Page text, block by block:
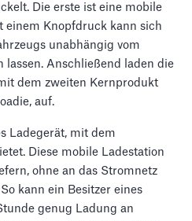
Die erste ist eine mobile
einem Knopfdruck kann sich
unabhängig vom
lassen. Anschließend laden die
dem zweiten Kernprodukt
auf.
Ladegerät, mit dem
Diese mobile Ladestation
ohne an das Stromnetz
kann ein Besitzer eines
genug Ladung an